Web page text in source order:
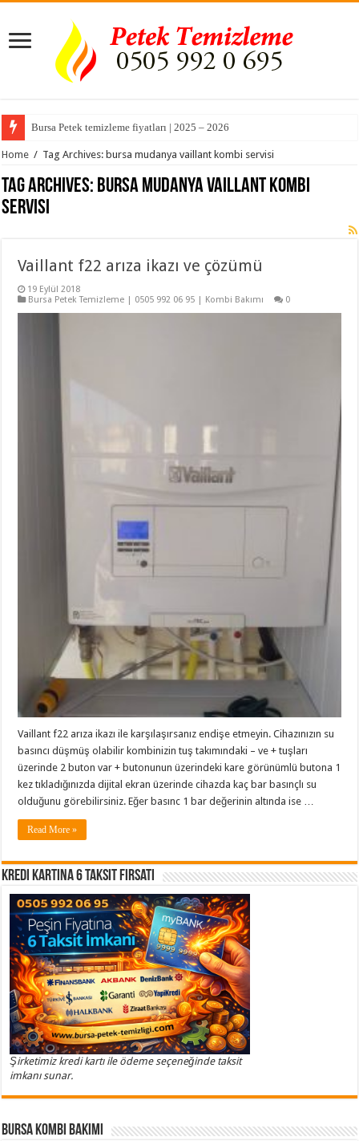
Bursa Petek temizleme fiyatları | 2025 – 2026
Home / Tag Archives: bursa mudanya vaillant kombi servisi
Tag Archives: bursa mudanya vaillant kombi
servisi
Vaillant f22 arıza ikazı ve çözümü
19 Eylül 2018
Bursa Petek Temizleme | 0505 992 06 95 | Kombi Bakımı
0
Vaillant f22 arıza ikazı ile karşılaşırsanız endişe etmeyin. Cihazınızın su
basıncı düşmüş olabilir kombinizin tuş takımındaki – ve + tuşları
üzerinde 2 buton var + butonunun üzerindeki kare görünümlü butona 1
kez tıkladığınızda dijital ekran üzerinde cihazda kaç bar basınçlı su
olduğunu görebilirsiniz. Eğer basınc 1 bar değerinin altında ise …
Read More »
Kredi Kartına 6 Taksit Fırsatı
Şirketimiz kredi kartı ile ödeme seçeneğinde taksit
imkanı sunar.
Bursa Kombi Bakımı